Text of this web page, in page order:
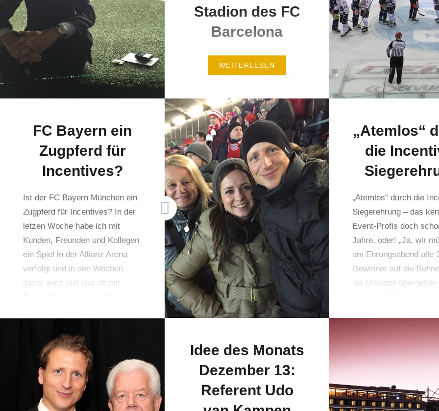
Stadion des FC
Barcelona
Stadion-Events sind für mich
mich, sondern auch immer alle
Teilnehmer. Worauf man achten
sollte, wenn man bei Lionel
Messi im Camp Nou in
Barcelona zu Gast ist, erzähle
ich euch in meinen Clip. Jetzt
ansehen, kostenfrei wertvolle
Infos erhalten und Kanal
abonnieren! Sehr gern berate
ich euch…
WEITERLESEN
FC Bayern ein
Zugpferd für
Incentives?
Ist der FC Bayern München ein
Zugpferd für Incentives? In der
letzen Woche habe ich mit
Kunden, Freunden und Kollegen
ein Spiel in der Allianz Arena
verfolgt und in den Wochen
davor auch viel und oft mit
Geschäftspartnern darüber
„Atemlos“
die
„Atemlos“ durch die
Siegerehrung – das
Event-Profis doch
Jahre, oder! „Ja, wir
am Ehrungsabend alle
Gewinner auf die
die Urkunde übergeben
noch das Foto mit dem
Idee des Monats
Dezember 13:
Referent Udo